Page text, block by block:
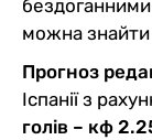
можна знайти
Прогноз
Іспанії з
голів – кф